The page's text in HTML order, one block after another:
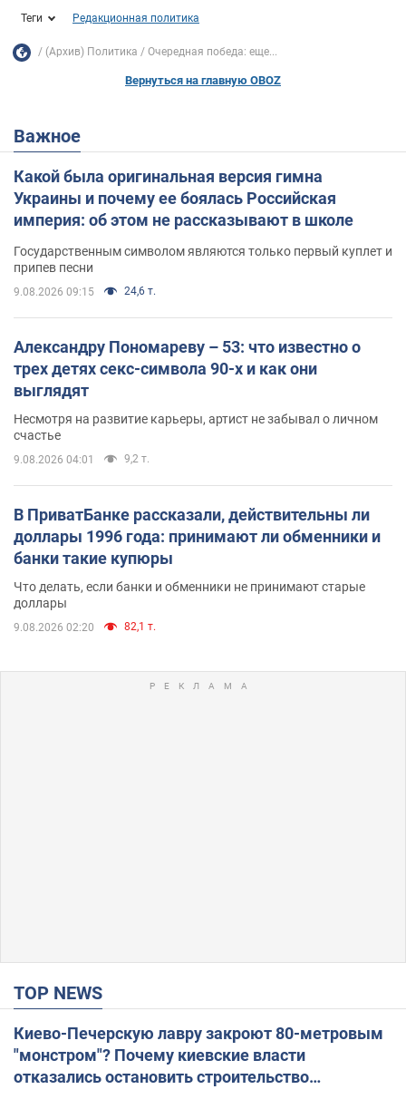
Теги Редакционная политика
(Архив) Политика Очередная победа: еще...
Вернуться на главную OBOZ
Важное
Какой была оригинальная версия гимна
Украины и почему ее боялась Российская
империя: об этом не рассказывают в школе
Государственным символом являются только первый куплет и
припев песни
9.08.2026 09:15 24,6 т.
Александру Пономареву – 53: что известно о
трех детях секс-символа 90-х и как они
выглядят
Несмотря на развитие карьеры, артист не забывал о личном
счастье
9.08.2026 04:01 9,2 т.
В ПриватБанке рассказали, действительны ли
доллары 1996 года: принимают ли обменники и
банки такие купюры
Что делать, если банки и обменники не принимают старые
доллары
9.08.2026 02:20 82,1 т.
TOP NEWS
Киево-Печерскую лавру закроют 80-метровым
"монстром"? Почему киевские власти
отказались остановить строительство